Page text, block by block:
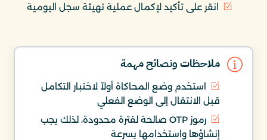
انقر على تأكيد لإكمال عملية تهيئة سجل اليومية
ملاحظات ونصائح مهمة
استخدم وضع المحاكاة أولاً لاختبار التكامل
قبل الانتقال إلى الوضع الفعلي
رموز OTP صالحة لفترة محدودة، لذلك يجب
إنشاؤها واستخدامها بسرعة